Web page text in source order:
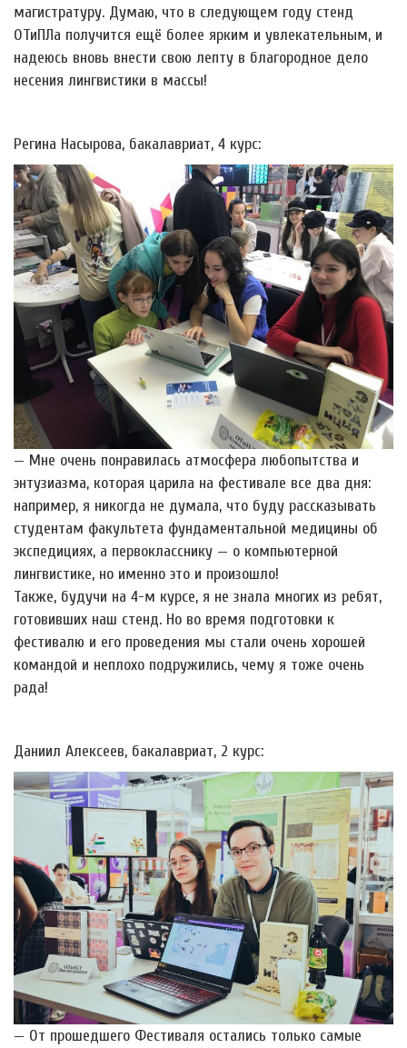
магистратуру. Думаю, что в следующем году стенд
ОТиПЛа получится ещё более ярким и увлекательным, и
надеюсь вновь внести свою лепту в благородное дело
несения лингвистики в массы!
Регина Насырова, бакалавриат, 4 курс:
— Мне очень понравилась атмосфера любопытства и
энтузиазма, которая царила на фестивале все два дня:
например, я никогда не думала, что буду рассказывать
студентам факультета фундаментальной медицины об
экспедициях, а первокласснику — о компьютерной
лингвистике, но именно это и произошло!
Также, будучи на 4-м курсе, я не знала многих из ребят,
готовивших наш стенд. Но во время подготовки к
фестивалю и его проведения мы стали очень хорошей
командой и неплохо подружились, чему я тоже очень
рада!
Даниил Алексеев, бакалавриат, 2 курс:
— От прошедшего Фестиваля остались только самые